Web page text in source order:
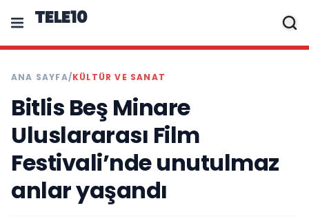
TELE10
ANA SAYFA/KÜLTÜR VE SANAT
Bitlis Beş Minare
Uluslararası Film
Festivali’nde unutulmaz
anlar yaşandı